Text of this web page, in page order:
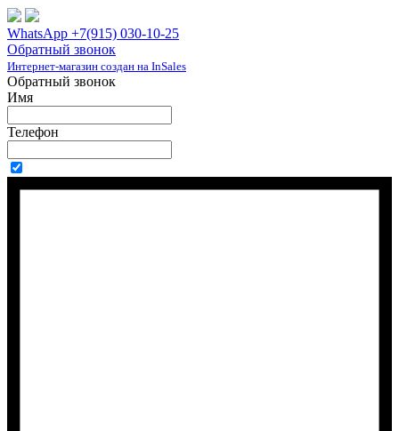
WhatsApp +7(915) 030-10-25
Обратный звонок
Интернет-магазин создан на InSales
Обратный звонок
Имя
Телефон